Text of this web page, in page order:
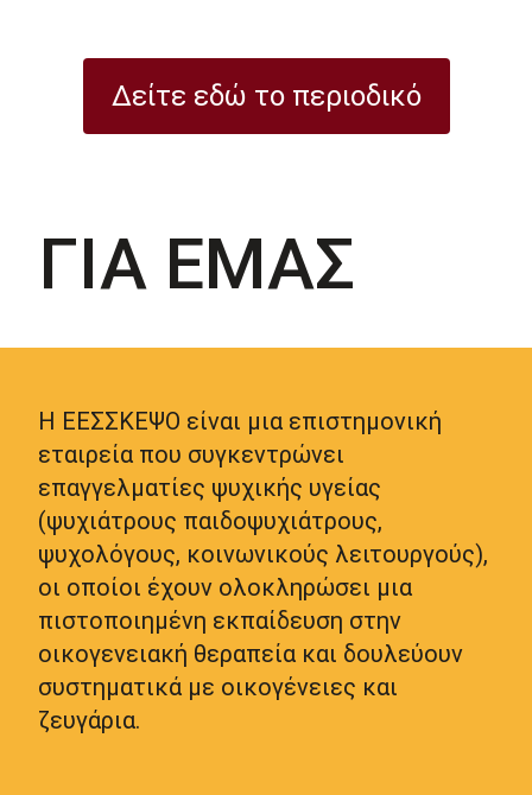
Δείτε εδώ το περιοδικό
ΓΙΑ ΕΜΑΣ
Η ΕΕΣΣΚΕΨΟ είναι μια επιστημονική
εταιρεία που συγκεντρώνει
επαγγελματίες ψυχικής υγείας
(ψυχιάτρους παιδοψυχιάτρους,
ψυχολόγους, κοινωνικούς λειτουργούς),
οι οποίοι έχουν ολοκληρώσει μια
πιστοποιημένη εκπαίδευση στην
οικογενειακή θεραπεία και δουλεύουν
συστηματικά με οικογένειες και
ζευγάρια.